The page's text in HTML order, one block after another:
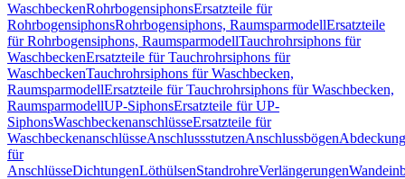
WaschbeckenRohrbogensiphonsErsatzteile für
RohrbogensiphonsRohrbogensiphons, RaumsparmodellErsatzteile
für Rohrbogensiphons, RaumsparmodellTauchrohrsiphons für
WaschbeckenErsatzteile für Tauchrohrsiphons für
WaschbeckenTauchrohrsiphons für Waschbecken,
RaumsparmodellErsatzteile für Tauchrohrsiphons für Waschbecken,
RaumsparmodellUP-SiphonsErsatzteile für UP-
SiphonsWaschbeckenanschlüsseErsatzteile für
WaschbeckenanschlüsseAnschlussstutzenAnschlussbögen
für
AnschlüsseDichtungenLöthülsenStandrohreVerlängerungen